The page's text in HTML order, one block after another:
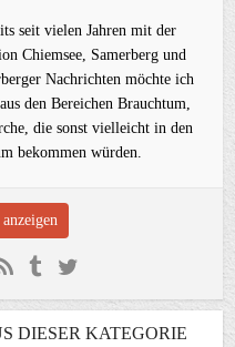
seit vielen Jahren mit der
Chiemsee, Samerberg und
Nachrichten möchte ich
den Bereichen Brauchtum,
die sonst vielleicht in den
bekommen würden.
DIESER KATEGORIE